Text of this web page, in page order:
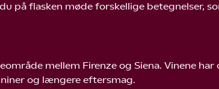
på flasken møde forskellige betegnelser,
mellem Firenze og Siena. Vinene
og længere eftersmag.